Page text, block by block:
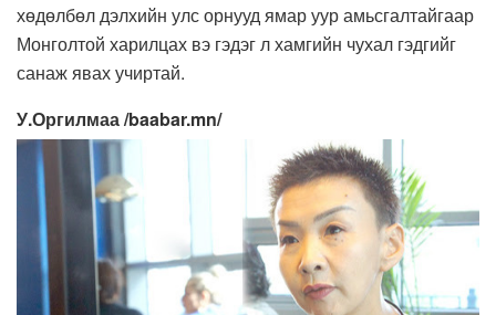
хөдөлбөл дэлхийн улс орнууд ямар уур амьсгалтайгаар
Монголтой харилцах вэ гэдэг л хамгийн чухал гэдгийг
санаж явах учиртай.
У.Оргилмаа /baabar.mn/